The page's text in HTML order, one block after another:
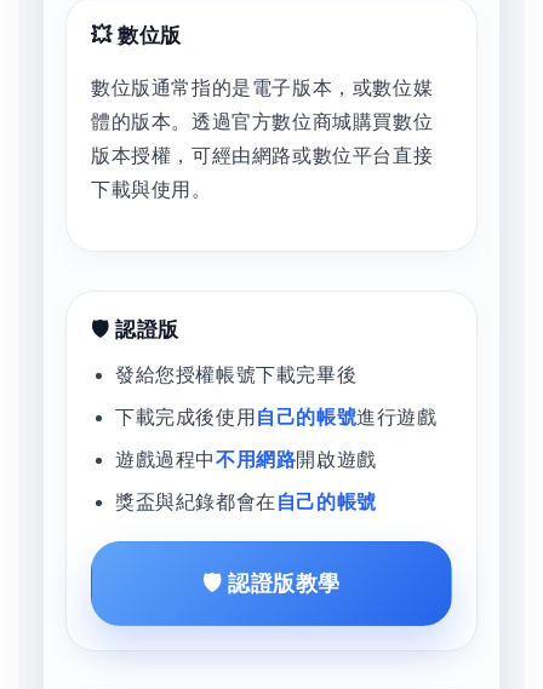
💥 數位版
數位版通常指的是電子版本，或數位媒
體的版本。透過官方數位商城購買數位
版本授權，可經由網路或數位平台直接
下載與使用。
🛡️ 認證版
發給您授權帳號下載完畢後
下載完成後使用 自己的帳號進行遊戲
遊戲過程中不用網路開啟遊戲
獎盃與紀錄都會在 自己的帳號
🛡️ 認證版教學